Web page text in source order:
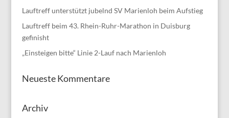
Lauftreff unterstützt jubelnd SV Marienloh beim Aufstieg
Lauftreff beim 43. Rhein-Ruhr-Marathon in Duisburg
gefinisht
„Einsteigen bitte“ Linie 2-Lauf nach Marienloh
Neueste Kommentare
Archiv